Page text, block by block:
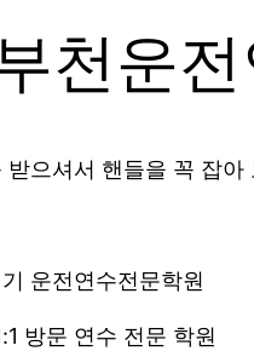
천운
으셔서 핸들을 꼭 잡
운전연수전문학원
방문 연수 전문 학원